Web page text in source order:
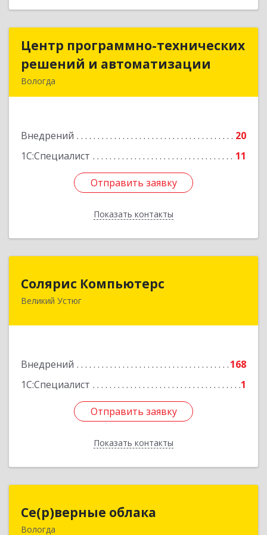
Центр программно-технических
решений и автоматизации
Вологда
Внедрений
20
1С:Специалист
11
Отправить заявку
Показать контакты
Центр программно-технических
решений и автоматизации
Подробнее
Отправить заявку
Назад
Солярис Компьютерс
Великий Устюг
Внедрений
168
1С:Специалист
1
Отправить заявку
Показать контакты
162390, Вологодская обл, Великий Устюг г,
Отправить заявку
Назад
Се(р)верные облака
Вологда
Се(р)верные облака